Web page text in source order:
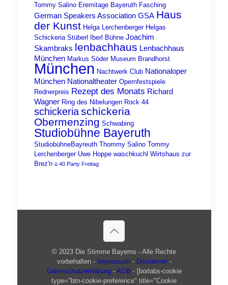
Tommy Salino Eremitage Bayeruth Fasching
German Speakers Association GSA Haus
der Kunst Helga Lerchenberger Helgas
Schickeria Stüberl
Iberl Bühne Joachim
Skambraks lenbachhaus Lenbachhaus
München Markus Söder Museum Brandhorst
München Nachtwerk Club Nationaloper
München Nationaltheater Opernfestspiele
Rednerpreis Rezept des Monats Richard
Wagner Ring des Nibelungen Rock 44
schickeria schickeria
Obermenzing Schwabing
Studiobühne Bayeruth
StudiobühneBayreuth Thommy Salino Tommy
Lerchenberger Uwe Hoppe waschkuchl Wirtshaus zur
Brez'n ü 40 Party Freitag
© 2023 Die Stimme Bayerns - Alle Rechte
vorbehalten - Impressum - Disclaimer-
Datenschutzerklärung- AGB - [borlabs-cookie
type="btn-cookie-preference" title="Cookie